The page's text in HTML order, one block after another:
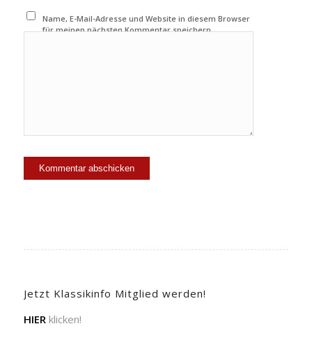
Name, E-Mail-Adresse und Website in diesem Browser
für meinen nächsten Kommentar speichern.
Jetzt Klassikinfo Mitglied werden!
HIER klicken!